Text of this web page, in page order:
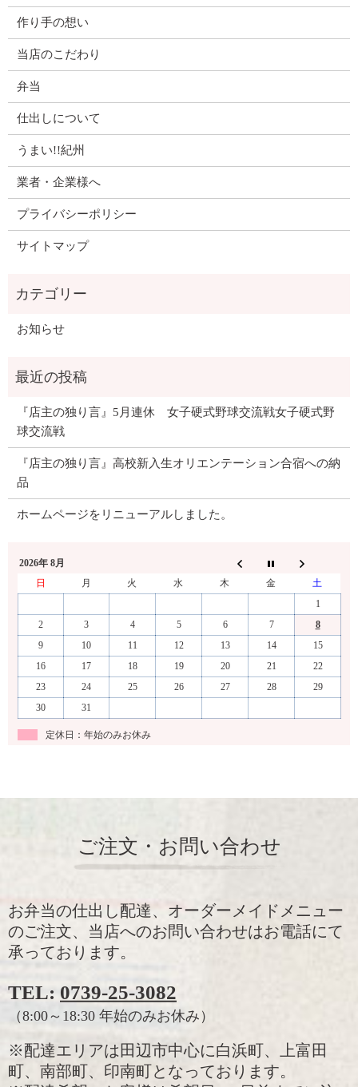
作り手の想い
当店のこだわり
弁当
仕出しについて
うまい!!紀州
業者・企業様へ
プライバシーポリシー
サイトマップ
お知らせ
『店主の独り言』5月連休 女子硬式野球交流戦女子硬式野
球交流戦
『店主の独り言』高校新入生オリエンテーション合宿への納
品
ホームページをリニューアルしました。
2026年 8月
日
月 火 水 木 金
土
1
2
3 4 5 6 7
8
9
10 11 12 13 14
15
16
17 18 19 20 21
22
23
24 25 26 27 28
29
30
31
定休日：年始のみお休み
ご注文・お問い合わせ
お弁当の仕出し配達、オーダーメイドメニュー
のご注文、当店へのお問い合わせはお電話にて
承っております。
TEL: 0739-25-3082
（8:00～18:30 年始のみお休み）
※配達エリアは田辺市中心に白浜町、上富田
町、南部町、印南町となっております。